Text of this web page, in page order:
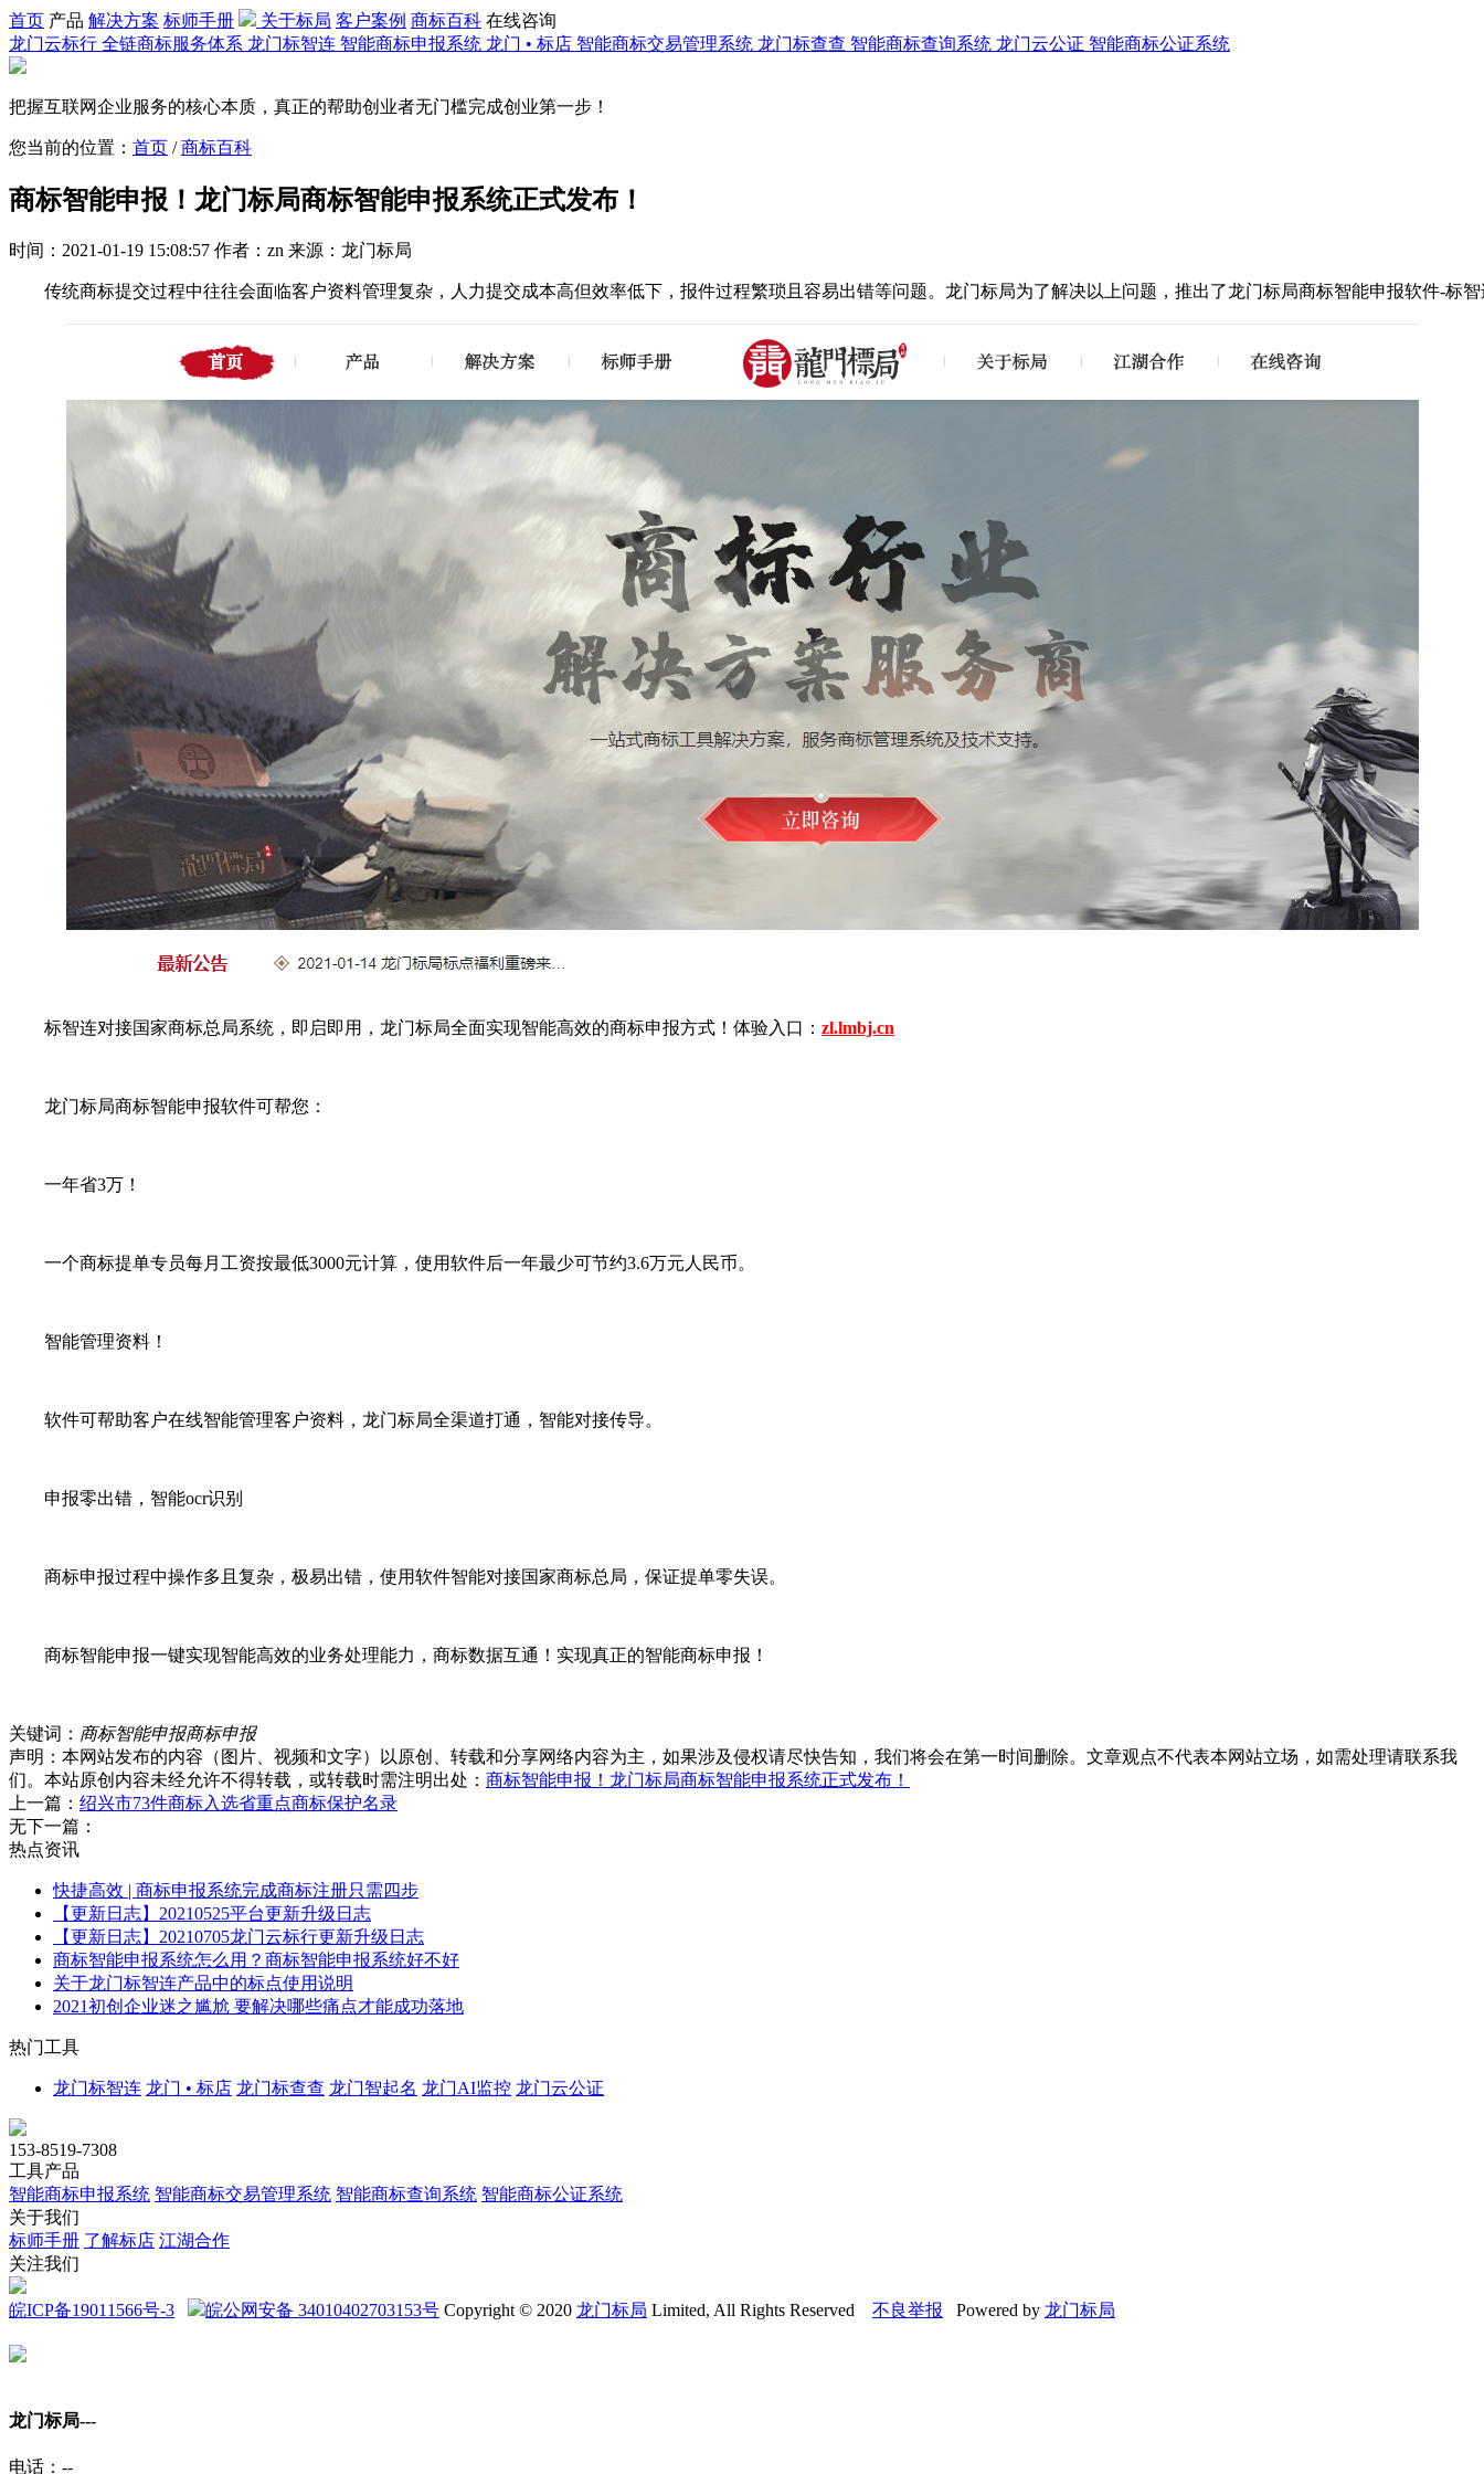
首页 产品 解决方案 标师手册 关于标局 客户案例 商标百科 在线咨询
龙门云标行 全链商标服务体系 龙门标智连 智能商标申报系统 龙门 • 标店 智能商标交易管理系统 龙门标查查 智能商标查询系统 龙门云公证 智能商标公证系统
把握互联网企业服务的核心本质，真正的帮助创业者无门槛完成创业第一步！
您当前的位置： 首页 /商标百科
商标智能申报！龙门标局商标智能申报系统正式发布！
时间：2021-01-19 15:08:57 作者：zn 来源：龙门标局
传统商标提交过程中往往会面临客户资料管理复杂，人力提交成本高但效率低下，报件过程繁琐且容易出错等问题。龙门标局为了解决以上问题，推出了龙门标局商标智能申报软件-标智
标智连对接国家商标总局系统，即启即用，龙门标局全面实现智能高效的商标申报方式！体验入口： zl.lmbj.cn
龙门标局商标智能申报软件可帮您：
一年省3万！
一个商标提单专员每月工资按最低3000元计算，使用软件后一年最少可节约3.6万元人民币。
智能管理资料！
软件可帮助客户在线智能管理客户资料，龙门标局全渠道打通，智能对接传导。
申报零出错，智能ocr识别
商标申报过程中操作多且复杂，极易出错，使用软件智能对接国家商标总局，保证提单零失误。
商标智能申报一键实现智能高效的业务处理能力，商标数据互通！实现真正的智能商标申报！
关键词： 商标智能申报商标申报
声明：本网站发布的内容（图片、视频和文字）以原创、转载和分享网络内容为主，如果涉及侵权请尽快告知，我们将会在第一时间删除。文章观点不代表本网站立场，如需处理请联系我
们。本站原创内容未经允许不得转载，或转载时需注明出处： 商标智能申报！龙门标局商标智能申报系统正式发布！
上一篇： 绍兴市73件商标入选省重点商标保护名录
无下一篇：
热点资讯
快捷高效 | 商标申报系统完成商标注册只需四步
【更新日志】20210525平台更新升级日志
【更新日志】20210705龙门云标行更新升级日志
商标智能申报系统怎么用？商标智能申报系统好不好
关于龙门标智连产品中的标点使用说明
2021初创企业迷之尴尬 要解决哪些痛点才能成功落地
热门工具
龙门标智连 龙门 • 标店 龙门标查查 龙门智起名 龙门AI监控 龙门云公证
153-8519-7308
工具产品
智能商标申报系统 智能商标交易管理系统 智能商标查询系统 智能商标公证系统
关于我们
标师手册 了解标店 江湖合作
关注我们
皖ICP备19011566号-3 皖公网安备 34010402703153号 Copyright © 2020 龙门标局 Limited, All Rights Reserved 不良举报 Powered by 龙门标局
龙门标局---
电话： --